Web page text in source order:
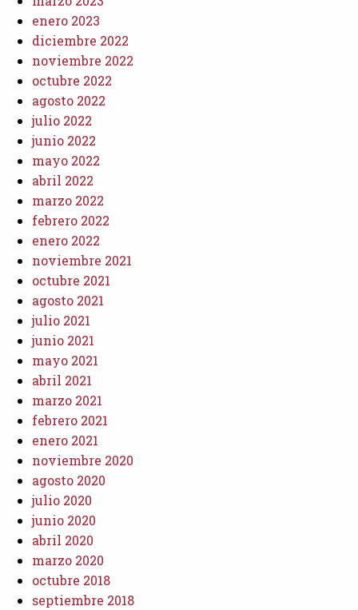
enero 2023
diciembre 2022
noviembre 2022
octubre 2022
agosto 2022
julio 2022
junio 2022
mayo 2022
abril 2022
marzo 2022
febrero 2022
enero 2022
noviembre 2021
octubre 2021
agosto 2021
julio 2021
junio 2021
mayo 2021
abril 2021
marzo 2021
febrero 2021
enero 2021
noviembre 2020
agosto 2020
julio 2020
junio 2020
abril 2020
marzo 2020
octubre 2018
septiembre 2018